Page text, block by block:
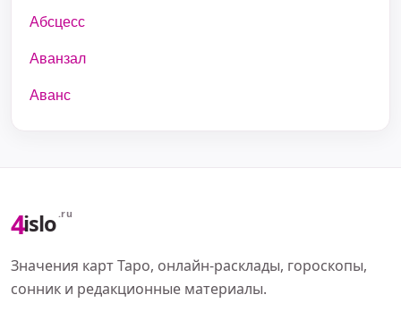
Абсцесс
Аванзал
Аванс
4islo .ru
Значения карт Таро, онлайн-расклады, гороскопы,
сонник и редакционные материалы.